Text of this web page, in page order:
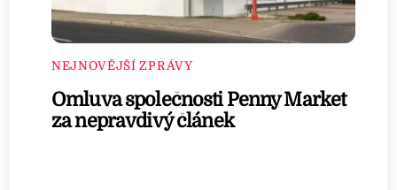
NEJNOVĚJŠÍ ZPRÁVY
Omluva společnosti Penny Market
za nepravdivý článek